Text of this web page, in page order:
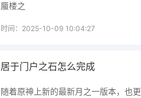
蜃楼之
时间：2025-10-09 10:04:27
居于门户之石怎么完成
随着原神上新的最新月之一版本，也